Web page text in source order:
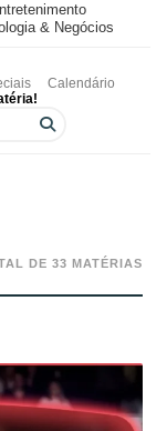
& Negócios
Calendário
DE 33 MATÉRIAS